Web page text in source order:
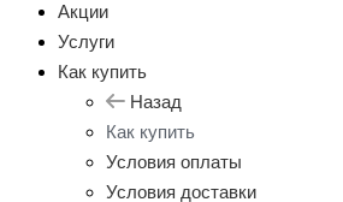
Акции
Услуги
Как купить
Назад
Как купить
Условия оплаты
Условия доставки